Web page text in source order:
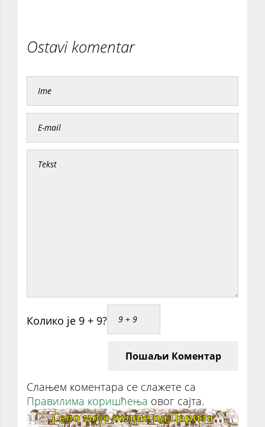
Ostavi komentar
Колико је 9 + 9?
Пошаљи Коментар
Слањем коментара се слажете са
Правилима коришћења овог сајта.